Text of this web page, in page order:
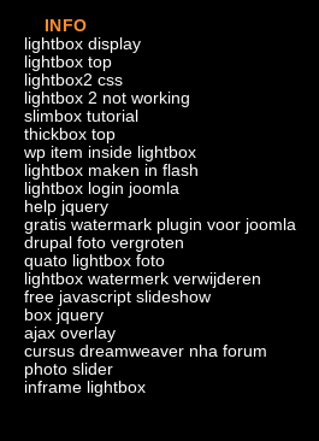
INFO
lightbox display
lightbox top
lightbox2 css
lightbox 2 not working
slimbox tutorial
thickbox top
wp item inside lightbox
lightbox maken in flash
lightbox login joomla
help jquery
gratis watermark plugin voor joomla
drupal foto vergroten
quato lightbox foto
lightbox watermerk verwijderen
free javascript slideshow
box jquery
ajax overlay
cursus dreamweaver nha forum
photo slider
inframe lightbox